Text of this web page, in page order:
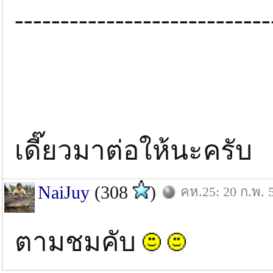
เดี๊ยวมาต่อให้นะค
NaiJuy (308 ) คห.25: 20 ก.พ.
ตามชมคับ